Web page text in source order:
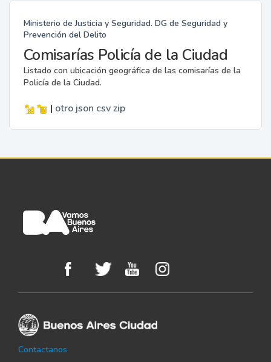
Ministerio de Justicia y Seguridad. DG de Seguridad y
Prevención del Delito
Comisarías Policía de la Ciudad
Listado con ubicación geográfica de las comisarías de la
Policía de la Ciudad.
| otro json csv zip
Contactanos